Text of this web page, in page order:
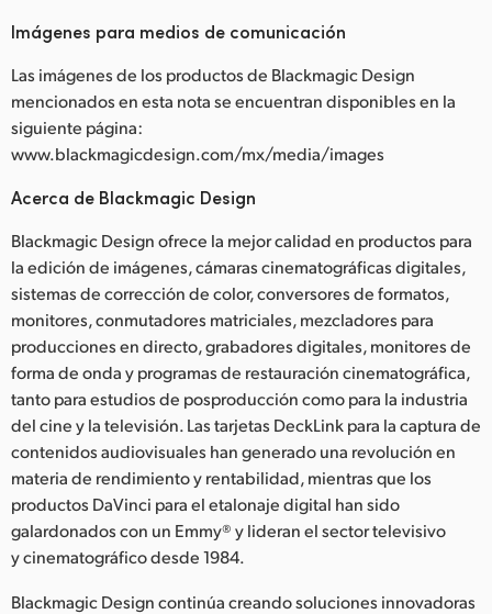
Imágenes para medios de comunicación
Las imágenes de los productos de Blackmagic Design
mencionados en esta nota se encuentran disponibles en la
siguiente página:
www.blackmagicdesign.com/mx/media/images
Acerca de Blackmagic Design
Blackmagic Design ofrece la mejor calidad en productos para
la edición de imágenes, cámaras cinematográficas digitales,
sistemas de corrección de color, conversores de formatos,
monitores, conmutadores matriciales, mezcladores para
producciones en directo, grabadores digitales, monitores de
forma de onda y programas de restauración cinematográfica,
tanto para estudios de posproducción como para la industria
del cine y la televisión. Las tarjetas DeckLink para la captura de
contenidos audiovisuales han generado una revolución en
materia de rendimiento y rentabilidad, mientras que los
productos DaVinci para el etalonaje digital han sido
galardonados con un Emmy® y lideran el sector televisivo
y cinematográfico desde 1984.
Blackmagic Design continúa creando soluciones innovadoras